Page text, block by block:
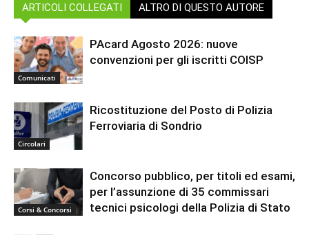
ARTICOLI COLLEGATI ALTRO DI QUESTO AUTORE
Comunicati
PAcard Agosto 2026: nuove
convenzioni per gli iscritti COISP
Circolari
Ricostituzione del Posto di Polizia
Ferroviaria di Sondrio
Corsi & Concorsi
Concorso pubblico, per titoli ed esami,
per l’assunzione di 35 commissari
tecnici psicologi della Polizia di Stato